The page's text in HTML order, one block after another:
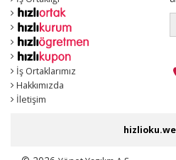
İş Ortaklarımız
Hakkımızda
İletişim